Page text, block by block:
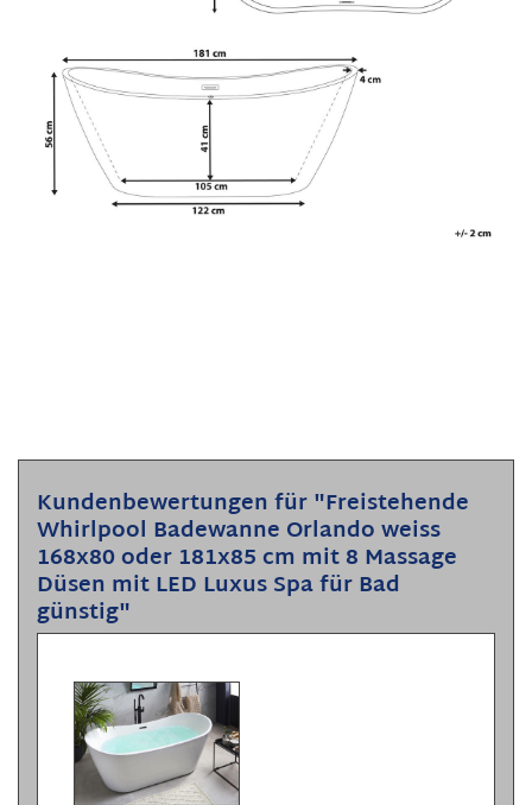
Kundenbewertungen für "Freistehende
Whirlpool Badewanne Orlando weiss
168x80 oder 181x85 cm mit 8 Massage
Düsen mit LED Luxus Spa für Bad
günstig"